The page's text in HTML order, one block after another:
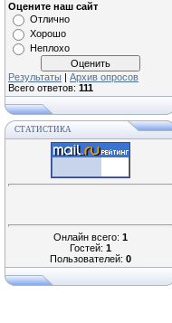
Оцените наш сайт
Отлично
Хорошо
Неплохо
Результаты | Архив опросов
Всего ответов: 111
СТАТИСТИКА
Онлайн всего: 1
Гостей: 1
Пользователей: 0